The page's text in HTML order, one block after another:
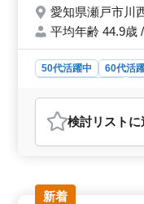
愛知県瀬戸市川
平均年齢 44.9歳
50代活躍中 60代活
おすすめポイント
＜休みを確保しや
えて夏季休暇、年
を取りながら勤務で
ベートのバランス
検討リスト に
新着